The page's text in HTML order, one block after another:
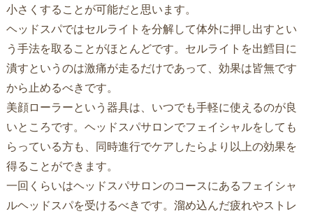
小さくすることが可能だと思います。
ヘッドスパではセルライトを分解して体外に押し出すとい
う手法を取ることがほとんどです。セルライトを出鱈目に
潰すというのは激痛が走るだけであって、効果は皆無です
から止めるべきです。
美顔ローラーという器具は、いつでも手軽に使えるのが良
いところです。ヘッドスパサロンでフェイシャルをしても
らっている方も、同時進行でケアしたらより以上の効果を
得ることができます。
一回くらいはヘッドスパサロンのコースにあるフェイシャ
ルヘッドスパを受けるべきです。溜め込んだ疲れやストレ